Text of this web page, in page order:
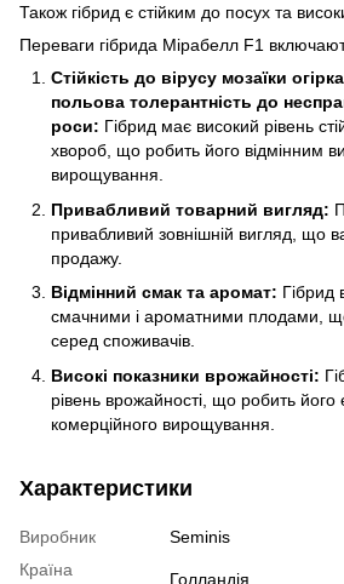
Також гібрид є стійким до посух та
Переваги гібрида Мірабелл F1
Стійкість до вірусу мозаїки
польова толерантність до
роси: Гібрид має високий рівень
хвороб, що робить його відмінним
вирощування.
Привабливий товарний вигляд:
привабливий зовнішній вигляд, що
продажу.
Відмінний смак та аромат: Гібрид
смачними і ароматними плодами,
серед споживачів.
Високі показники врожайності:
рівень врожайності, що робить
комерційного вирощування.
Характеристики
Виробник
Seminis
Країна
Голландія